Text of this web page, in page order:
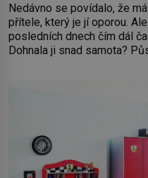
Nedávno se povídalo, že
přítele, který je jí oporou.
posledních dnech čím dál
Dohnala ji snad samota?